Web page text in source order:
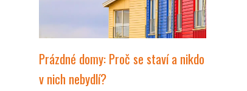
Prázdné domy: Proč se staví a nikdo
v nich nebydlí?